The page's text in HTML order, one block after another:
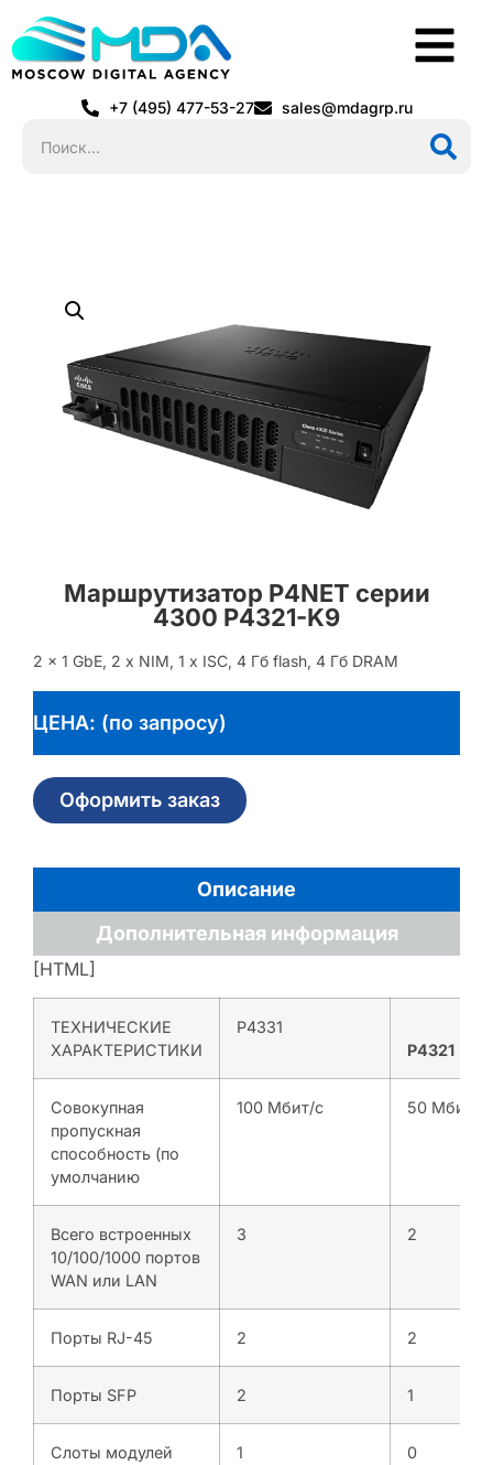
+7 (495) 477-53-27 sales@mdagrp.ru
Маршрутизатор P4NET серии
4300 P4321-K9
2 x 1 GbE, 2 x NIM, 1 x ISC, 4 Гб flash, 4 Гб DRAM
ЦЕНА: (по запросу)
Оформить заказ
Описание
Дополнительная информация
[HTML]
ТЕХНИЧЕСКИЕ
ХАРАКТЕРИСТИКИ
P4331
P4321
Совокупная
пропускная
способность (по
умолчанию
100 Мбит/с 50 Мбит/с
Всего встроенных
10/100/1000 портов
WAN или LAN
3 2
Порты RJ-45 2 2
Порты SFP 2 1
Слоты модулей
1 0